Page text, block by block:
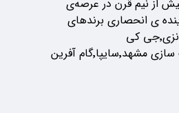
از نیم قرن در عرصه‌ی
ی انحصاری برندهای
کیان تایر٬اکسلرا اندونزی٬جی کی
هند٬لنوو٬اورنت٬رینگ سازی مشهد٬سایپا٬گام آفرین